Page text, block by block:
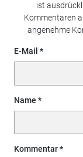
ist
Kommentaren
angenehme
E-Mail
Name
Kommentar